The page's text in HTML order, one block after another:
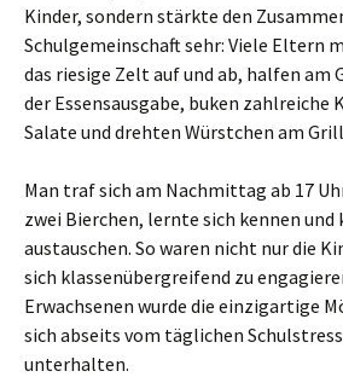
Kinder, sondern stärkte den
Schulgemeinschaft sehr: Viele Eltern
das riesige Zelt auf und ab, halfen am
der Essensausgabe, buken zahlreiche
Salate und drehten Würstchen am
Man traf sich am Nachmittag ab 17
zwei Bierchen, lernte sich kennen und
austauschen. So waren nicht nur die
sich klassenübergreifend zu
Erwachsenen wurde die einzigartige
sich abseits vom täglichen
unterhalten.